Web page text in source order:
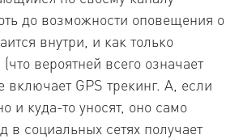
до возможности оповещения о
внутри, и как только
вероятней всего означает
GPS трекинг. А, если
и куда-то уносят, оно само
социальных сетях получает